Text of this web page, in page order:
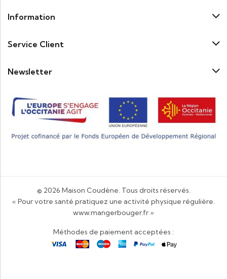
Information
Service Client
Newsletter
© 2026 Maison Coudène. Tous droits réservés.
« Pour votre santé pratiquez une activité physique régulière.
www.mangerbouger.fr »
Méthodes de paiement acceptées :